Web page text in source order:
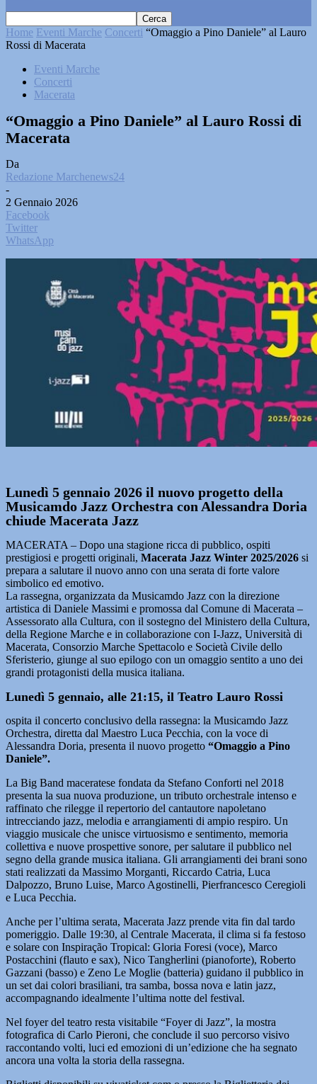
Home Eventi Marche Concerti “Omaggio a Pino Daniele” al Lauro
Rossi di Macerata
Eventi Marche
Concerti
Macerata
“Omaggio a Pino Daniele” al Lauro Rossi di
Macerata
Da
Redazione Marchenews24
-
2 Gennaio 2026
Facebook
Twitter
WhatsApp
Lunedì 5 gennaio 2026 il nuovo progetto della
Musicamdo Jazz Orchestra con Alessandra Doria
chiude Macerata Jazz
MACERATA – Dopo una stagione ricca di pubblico, ospiti
prestigiosi e progetti originali, Macerata Jazz Winter 2025/2026 si
prepara a salutare il nuovo anno con una serata di forte valore
simbolico ed emotivo.
La rassegna, organizzata da Musicamdo Jazz con la direzione
artistica di Daniele Massimi e promossa dal Comune di Macerata –
Assessorato alla Cultura, con il sostegno del Ministero della Cultura,
della Regione Marche e in collaborazione con I-Jazz, Università di
Macerata, Consorzio Marche Spettacolo e Società Civile dello
Sferisterio, giunge al suo epilogo con un omaggio sentito a uno dei
grandi protagonisti della musica italiana.
Lunedì 5 gennaio, alle 21:15, il Teatro Lauro Rossi
ospita il concerto conclusivo della rassegna: la Musicamdo Jazz
Orchestra, diretta dal Maestro Luca Pecchia, con la voce di
Alessandra Doria, presenta il nuovo progetto “Omaggio a Pino
Daniele”.
La Big Band maceratese fondata da Stefano Conforti nel 2018
presenta la sua nuova produzione, un tributo orchestrale intenso e
raffinato che rilegge il repertorio del cantautore napoletano
intrecciando jazz, melodia e arrangiamenti di ampio respiro. Un
viaggio musicale che unisce virtuosismo e sentimento, memoria
collettiva e nuove prospettive sonore, per salutare il pubblico nel
segno della grande musica italiana. Gli arrangiamenti dei brani sono
stati realizzati da Massimo Morganti, Riccardo Catria, Luca
Dalpozzo, Bruno Luise, Marco Agostinelli, Pierfrancesco Ceregioli
e Luca Pecchia.
Anche per l’ultima serata, Macerata Jazz prende vita fin dal tardo
pomeriggio. Dalle 19:30, al Centrale Macerata, il clima si fa festoso
e solare con Inspiração Tropical: Gloria Foresi (voce), Marco
Postacchini (flauto e sax), Nico Tangherlini (pianoforte), Roberto
Gazzani (basso) e Zeno Le Moglie (batteria) guidano il pubblico in
un set dai colori brasiliani, tra samba, bossa nova e latin jazz,
accompagnando idealmente l’ultima notte del festival.
Nel foyer del teatro resta visitabile “Foyer di Jazz”, la mostra
fotografica di Carlo Pieroni, che conclude il suo percorso visivo
raccontando volti, luci ed emozioni di un’edizione che ha segnato
ancora una volta la storia della rassegna.